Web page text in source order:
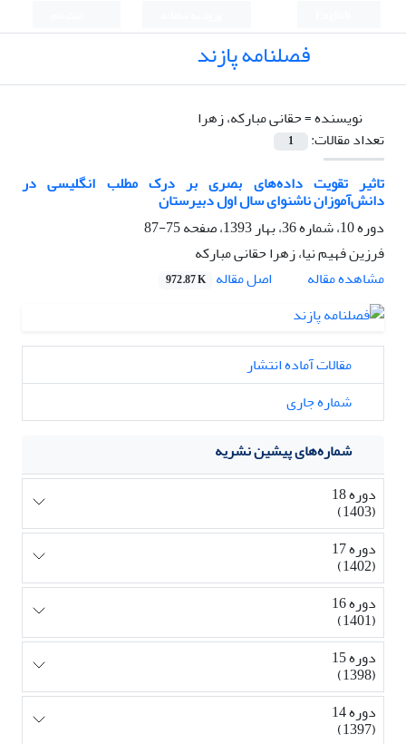
فصلنامه پازند
نویسنده =حقانی مبارکه، زهرا
تعداد مقالات:
1
تاثیر تقویت داده‌های بصری بر درک مطلب انگلیسی در
دانش‌آموزان ناشنوای سال اول دبیرستان
دوره 10، شماره 36، بهار 1393، صفحه
75-87
فرزین فهیم نیا، زهرا حقانی مبارکه
مشاهده مقاله
اصل مقاله 972.87 K
مقالات آماده انتشار
شماره جاری
شماره‌های پیشین نشریه
دوره 18
(1403)
دوره 17
(1402)
دوره 16
(1401)
دوره 15
(1398)
دوره 14
(1397)